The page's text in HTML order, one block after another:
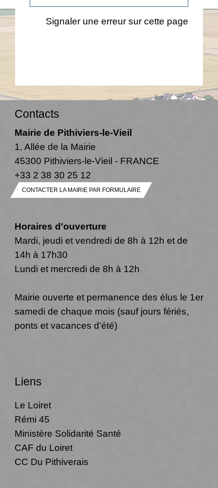
Signaler une erreur sur cette page
Contacts
Mairie de Pithiviers-le-Vieil
1, Allée de la Mairie
45300 Pithiviers-le-Vieil - FRANCE
+33 2 38 30 25 12
CONTACTER LA MAIRIE PAR FORMULAIRE
Horaires d'ouverture
Mardi, jeudi et vendredi de 8h à 12h et de
14h à 17h30
Lundi et mercredi de 8h à 12h
Mairie ouverte et permanence des élus le 1er
samedi de chaque mois (sauf jours fériés,
ponts et vacances d'été)
Liens
Le Loiret
Rémi 45
Ministère Solidarité Santé
CAF du Loiret
CC Du Pithiverais